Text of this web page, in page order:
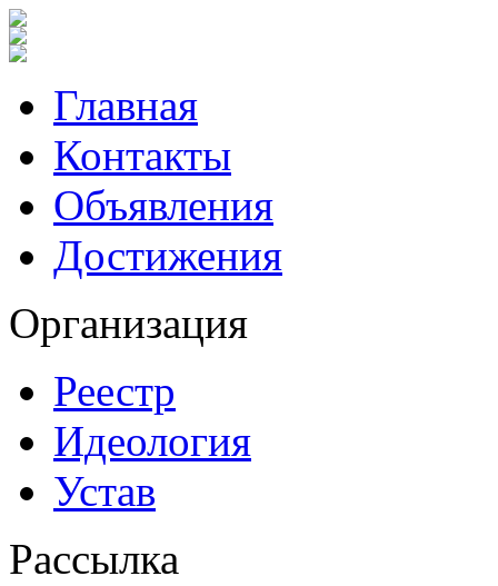
Главная
Контакты
Объявления
Достижения
Организация
Реестр
Идеология
Устав
Рассылка